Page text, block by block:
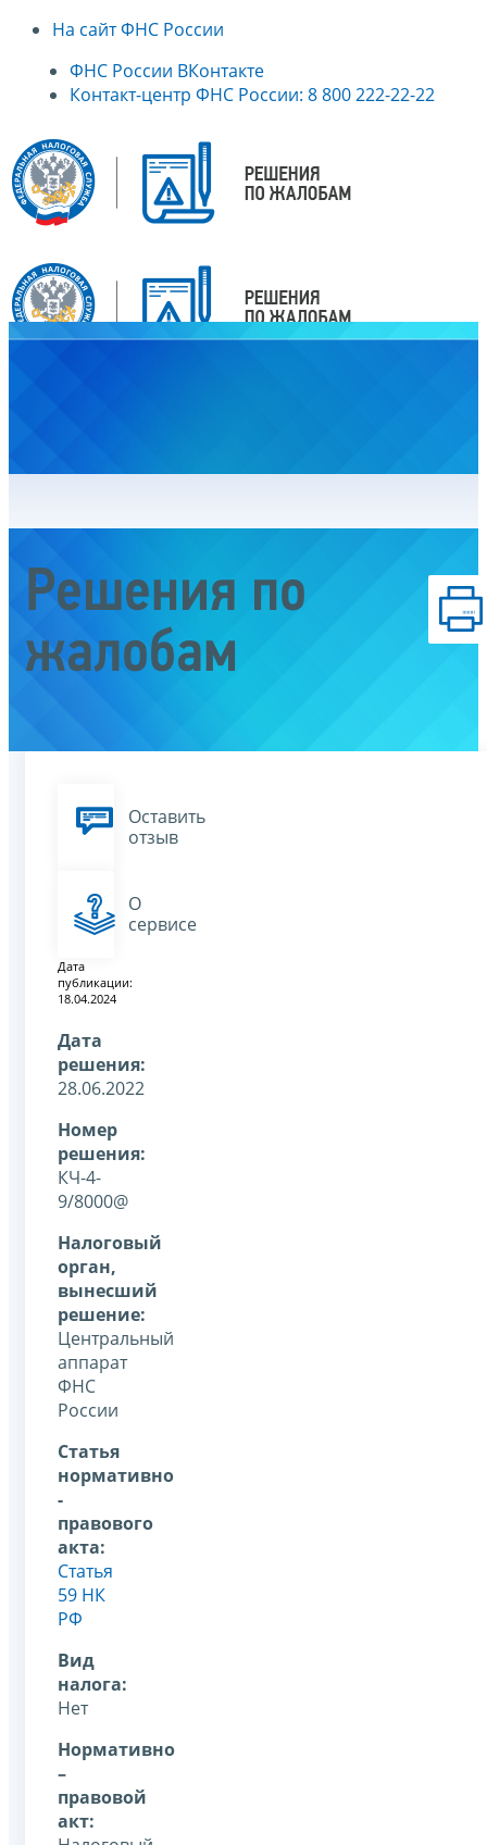
На сайт ФНС России
ФНС России ВКонтакте
Контакт-центр ФНС России: 8 800 222-22-22
Решения по
жалобам
Оставить
отзыв
О
сервисе
Дата
публикации:
18.04.2024
Дата
решения:
28.06.2022
Номер
решения:
КЧ-4-
9/8000@
Налоговый
орган,
вынесший
решение:
Центральный
аппарат
ФНС
России
Статья
нормативно
-
правового
акта:
Статья
59 НК
РФ
Вид
налога:
Нет
Нормативно
–
правовой
акт: